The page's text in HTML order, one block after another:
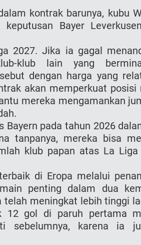
kontrak barunya, kubu
Bayer
2027. Jika ia gagal
klub lain yang
dengan harga yang
akan memperkuat posisi
mereka mengamankan
Bayern pada tahun 2026
tanpanya, mereka bisa
klub papan atas La
di Eropa melalui
penting dalam dua
meningkat lebih tinggi
12 gol di paruh pertama
sebelumnya, karena ia